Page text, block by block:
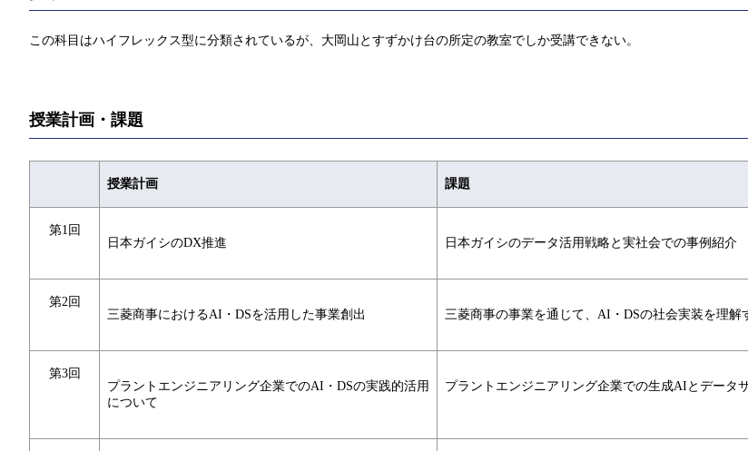
この科目はハイフレックス型に分類されているが、大岡山とすずかけ台の所定の教室でしか受講できない。
授業計画・課題
授業計画 課題
第1回
日本ガイシのDX推進
日本ガイシのデータ活用戦略と実社会での事例紹介
第2回
三菱商事におけるAI・DSを活用した事業創出
三菱商事の事業を通じて、AI・DSの社会実装を理解
第3回
プラントエンジニアリング企業でのAI・DSの実践的活用
について
プラントエンジニアリング企業での生成AIとデータ